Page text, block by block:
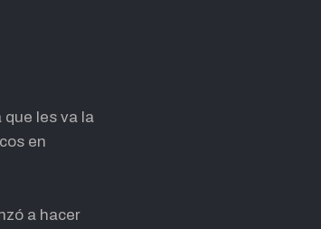
les va la
en
a hacer